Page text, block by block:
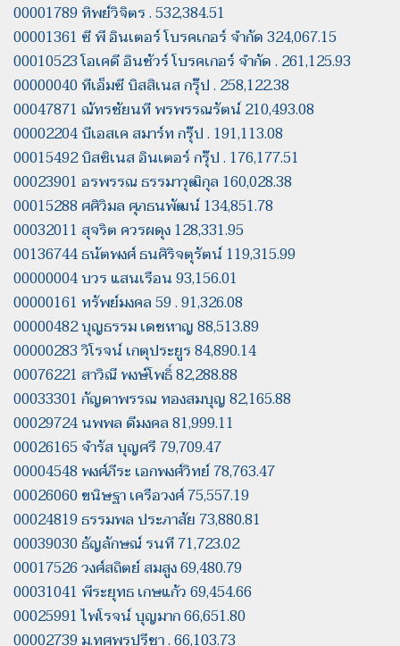
00001789 ทิพย์วิจิตร . 532,384.51
00001361 ซี พี อินเตอร์ โบรคเกอร์ จำกัด 324,067.15
00010523 โอเคดี อินชัวร์ โบรคเกอร์ จำกัด . 261,125.93
00000040 ทีเอ็มซี บิสสิเนส กรุ๊ป . 258,122.38
00047871 ณัทรชัยนที พรพรรณรัตน์ 210,493.08
00002204 บีเอสเค สมาร์ท กรุ๊ป . 191,113.08
00015492 บิสซิเนส อินเตอร์ กรุ๊ป . 176,177.51
00023901 อรพรรณ ธรรมาวุฒิกุล 160,028.38
00015288 ศศิวิมล ศุภธนพัฒน์ 134,851.78
00032011 สุจริต ควรผดุง 128,331.95
00136744 ธนัตพงศ์ ธนศิริจตุรัตน์ 119,315.99
00000004 บวร แสนเรือน 93,156.01
00000161 ทรัพย์มงคล 59 . 91,326.08
00000482 บุญธรรม เดชหาญ 88,513.89
00000283 วิโรจน์ เกตุประยูร 84,890.14
00076221 สาวิณี พงษ์โพธิ์ 82,288.88
00033301 กัญดาพรรณ ทองสมบุญ 82,165.88
00029724 นพพล ดีมงคล 81,999.11
00026165 จำรัส บุญศรี 79,709.47
00004548 พงศ์ภีระ เอกพงศ์วิทย์ 78,763.47
00026060 ขนิษฐา เครือวงศ์ 75,557.19
00024819 ธรรมพล ประภาสัย 73,880.81
00039030 ธัญลักษณ์ รนที 71,723.02
00017526 วงศ์สถิตย์ สมสูง 69,480.79
00031041 พีระยุทธ เกษแก้ว 69,454.66
00025991 ไพโรจน์ บุญมาก 66,651.80
00002739 ม.ทศพรปรีชา . 66,103.73